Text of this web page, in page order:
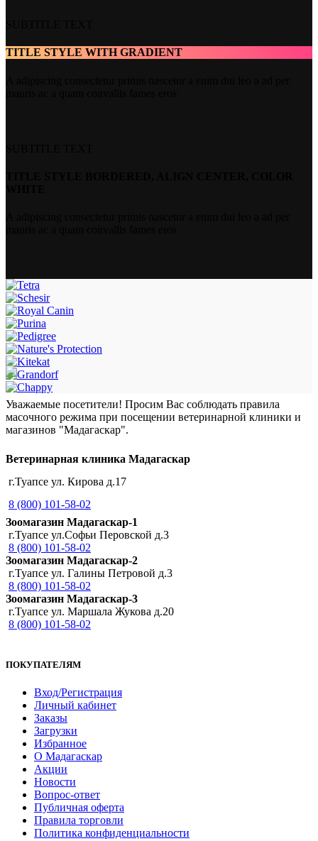
TITLE STYLE WITH GRADIENT
Уважаемые посетители! Просим Вас соблюдать правила
масочного режима при посещении ветеринарной клиники и
магазинов "Мадагаскар".
Ветеринарная клиника Мадагаскар
г.Туапсе ул. Кирова д.17
8 (800) 101-58-02
Зоомагазин Мадагаскар-1
г.Туапсе ул.Софьи Перовской д.3
8 (800) 101-58-02
Зоомагазин Мадагаскар-2
г.Туапсе ул. Галины Петровой д.3
8 (800) 101-58-02
Зоомагазин Мадагаскар-3
г.Туапсе ул. Маршала Жукова д.20
8 (800) 101-58-02
ПОКУПАТЕЛЯМ
Вход/Регистрация
Личный кабинет
Заказы
Загрузки
Избранное
О Мадагаскар
Акции
Новости
Вопрос-ответ
Публичная оферта
Правила торговли
Политика конфиденциальности